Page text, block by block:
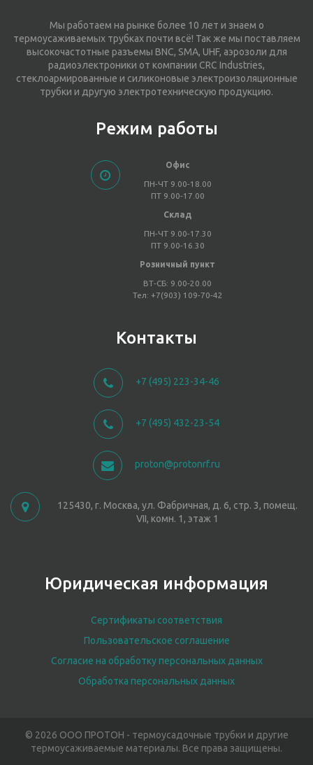
Мы работаем на рынке более 10 лет и знаем о
термоусаживаемых трубках почти всё! Так же мы поставляем
высокочастотные разъемы BNC, SMA, UHF, аэрозоли для
радиоэлектроники от компании CRC Industries,
стеклоармированные и силиконовые электроизоляционные
трубки и другую электротехническую продукцию.
Режим работы
Офис
ПН-ЧТ 9.00-18.00
ПТ 9.00-17.00
Склад
ПН-ЧТ 9.00-17.30
ПТ 9.00-16.30
Розничный пункт
ВТ-СБ: 9.00-20.00
Тел: +7(903) 109-70-42
Контакты
+7 (495) 223-34-46
+7 (495) 432-23-54
proton@protonrf.ru
125430, г. Москва, ул. Фабричная, д. 6, стр. 3, помещ.
VII, комн. 1, этаж 1
Юридическая информация
Сертификаты соответствия
Пользовательское соглашение
Согласие на обработку персональных данных
Обработка персональных данных
© 2026 ООО ПРОТОН - термоусадочные трубки и другие
термоусаживаемые материалы. Все права защищены.